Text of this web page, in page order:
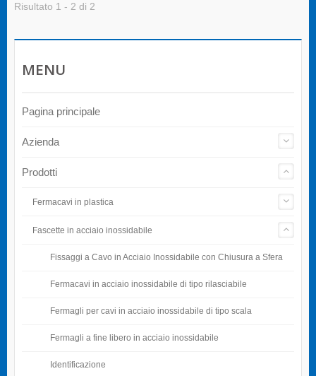
Risultato 1 - 2 di 2
MENU
Pagina principale
Azienda
Prodotti
Fermacavi in plastica
Fascette in acciaio inossidabile
Fissaggi a Cavo in Acciaio Inossidabile con Chiusura a Sfera
Fermacavi in acciaio inossidabile di tipo rilasciabile
Fermagli per cavi in acciaio inossidabile di tipo scala
Fermagli a fine libero in acciaio inossidabile
Identificazione